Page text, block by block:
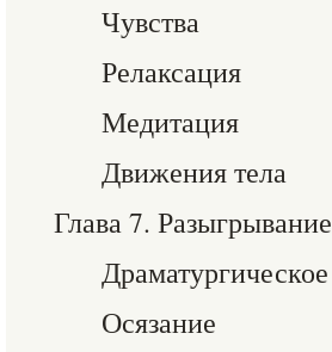
Чувства
Релаксация
Медитация
Движения тела
Глава 7.
Осязание